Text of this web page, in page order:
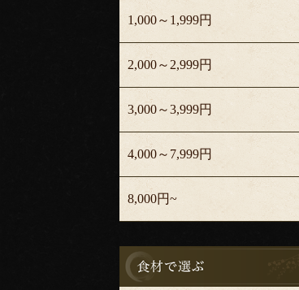
1,000～1,999円
2,000～2,999円
3,000～3,999円
4,000～7,999円
8,000円~